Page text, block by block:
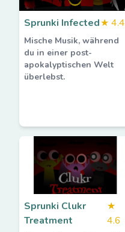
Sprunki Infected★ 4.4
Mische Musik, während
du in einer post-
apokalyptischen Welt
überlebst.
Sprunki Clukr
Treatment
★
4.6